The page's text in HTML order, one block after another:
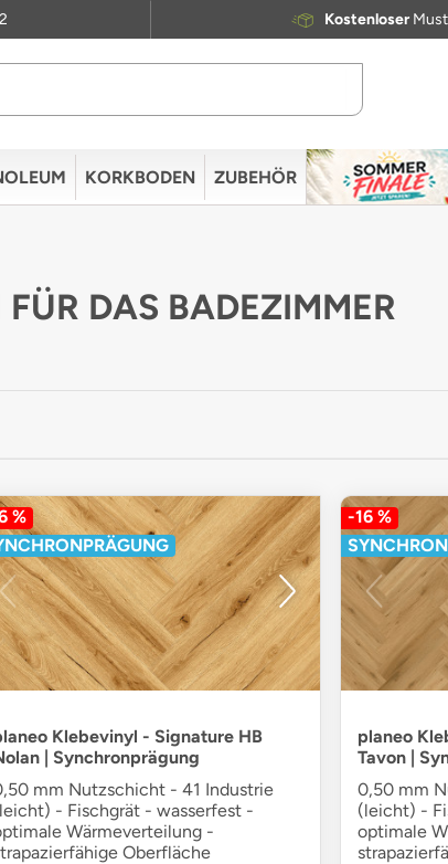
Kostenloser
KORKBODEN ZUBEHÖR
DAS BADEZIMMER
%
Klebevinyl - Signature HB
| Synchronprägung
mm Nutzschicht - 41 Industrie
- Fischgrät - wasserfest -
Wärmeverteilung -
Oberfläche
-16 %
planeo
Tavon |
0,50 mm
(leicht) -
optimale